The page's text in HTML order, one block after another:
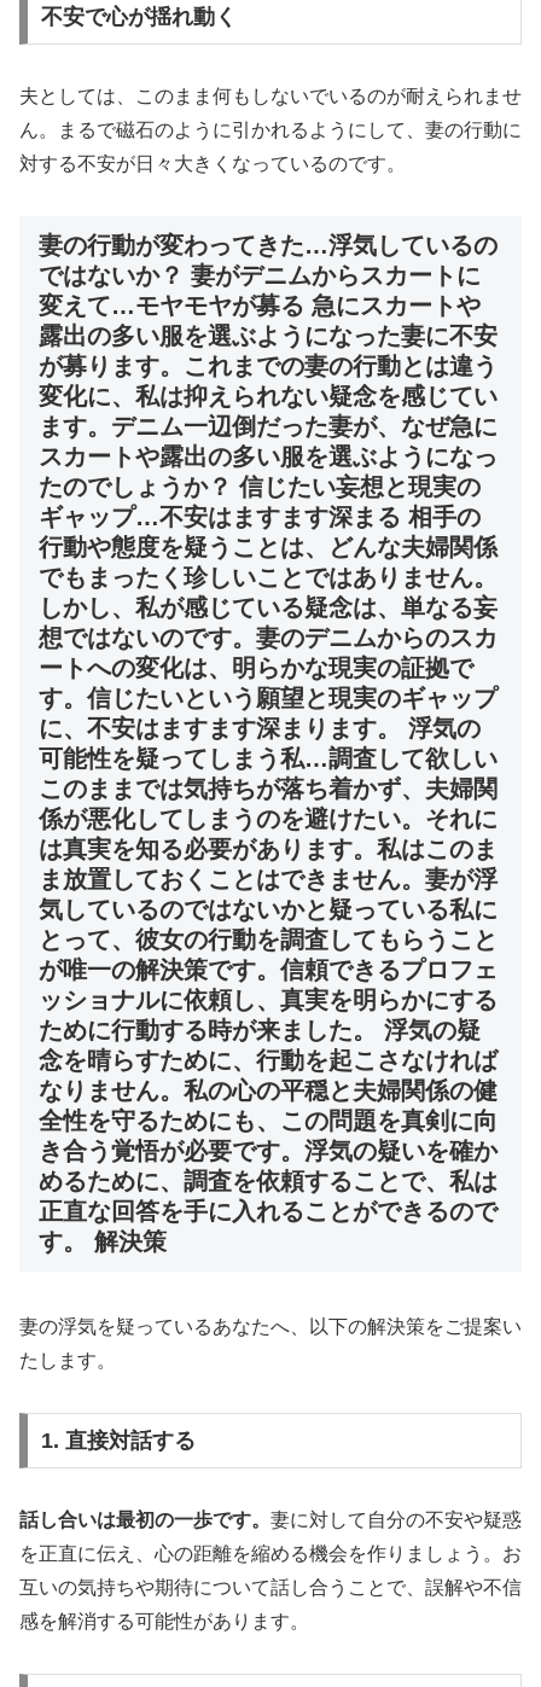
不安で心が揺れ動く
夫としては、このまま何もしないでいるのが耐えられませ
ん。まるで磁石のように引かれるようにして、妻の行動に
対する不安が日々大きくなっているのです。
妻の行動が変わってきた…浮気しているの
ではないか？ 妻がデニムからスカートに
変えて…モヤモヤが募る 急にスカートや
露出の多い服を選ぶようになった妻に不安
が募ります。これまでの妻の行動とは違う
変化に、私は抑えられない疑念を感じてい
ます。デニム一辺倒だった妻が、なぜ急に
スカートや露出の多い服を選ぶようになっ
たのでしょうか？ 信じたい妄想と現実の
ギャップ…不安はますます深まる 相手の
行動や態度を疑うことは、どんな夫婦関係
でもまったく珍しいことではありません。
しかし、私が感じている疑念は、単なる妄
想ではないのです。妻のデニムからのスカ
ートへの変化は、明らかな現実の証拠で
す。信じたいという願望と現実のギャップ
に、不安はますます深まります。 浮気の
可能性を疑ってしまう私…調査して欲しい
このままでは気持ちが落ち着かず、夫婦関
係が悪化してしまうのを避けたい。それに
は真実を知る必要があります。私はこのま
ま放置しておくことはできません。妻が浮
気しているのではないかと疑っている私に
とって、彼女の行動を調査してもらうこと
が唯一の解決策です。信頼できるプロフェ
ッショナルに依頼し、真実を明らかにする
ために行動する時が来ました。 浮気の疑
念を晴らすために、行動を起こさなければ
なりません。私の心の平穏と夫婦関係の健
全性を守るためにも、この問題を真剣に向
き合う覚悟が必要です。浮気の疑いを確か
めるために、調査を依頼することで、私は
正直な回答を手に入れることができるので
す。 解決策
妻の浮気を疑っているあなたへ、以下の解決策をご提案い
たします。
1. 直接対話する
話し合いは最初の一歩です。 妻に対して自分の不安や疑惑
を正直に伝え、心の距離を縮める機会を作りましょう。お
互いの気持ちや期待について話し合うことで、誤解や不信
感を解消する可能性があります。